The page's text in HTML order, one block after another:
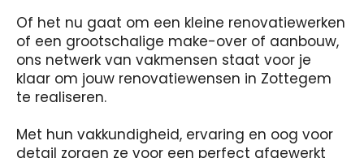
Of het nu gaat om een kleine renovatiewerken
of een grootschalige make-over of aanbouw,
ons netwerk van vakmensen staat voor je
klaar om jouw renovatiewensen in Zottegem
te realiseren.
Met hun vakkundigheid, ervaring en oog voor
detail zorgen ze voor een perfect afgewerkt